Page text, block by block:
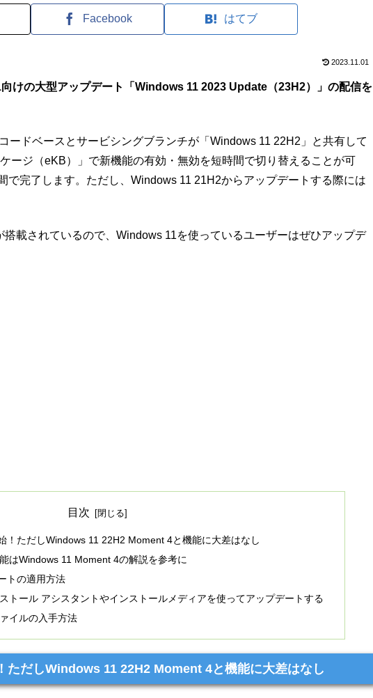
Facebook はてブ
2023.11.01
けの大型アップデート「Windows 11 2023 Update（23H2）」の配信を
ードベースとサービシングブランチが「Windows 11 22H2」と共有して
ージ（eKB）」で新機能の有効・無効を短時間で切り替えることが可
で完了します。ただし、Windows 11 21H2からアップデートする際には
載されているので、Windows 11を使っているユーザーはぜひアップデ
目次
！ただしWindows 11 22H2 Moment 4と機能に大差はなし
はWindows 11 Moment 4の解説を参考に
トの適用方法
トール アシスタントやインストールメディアを使ってアップデートする
イルの入手方法
ただしWindows 11 22H2 Moment 4と機能に大差はなし